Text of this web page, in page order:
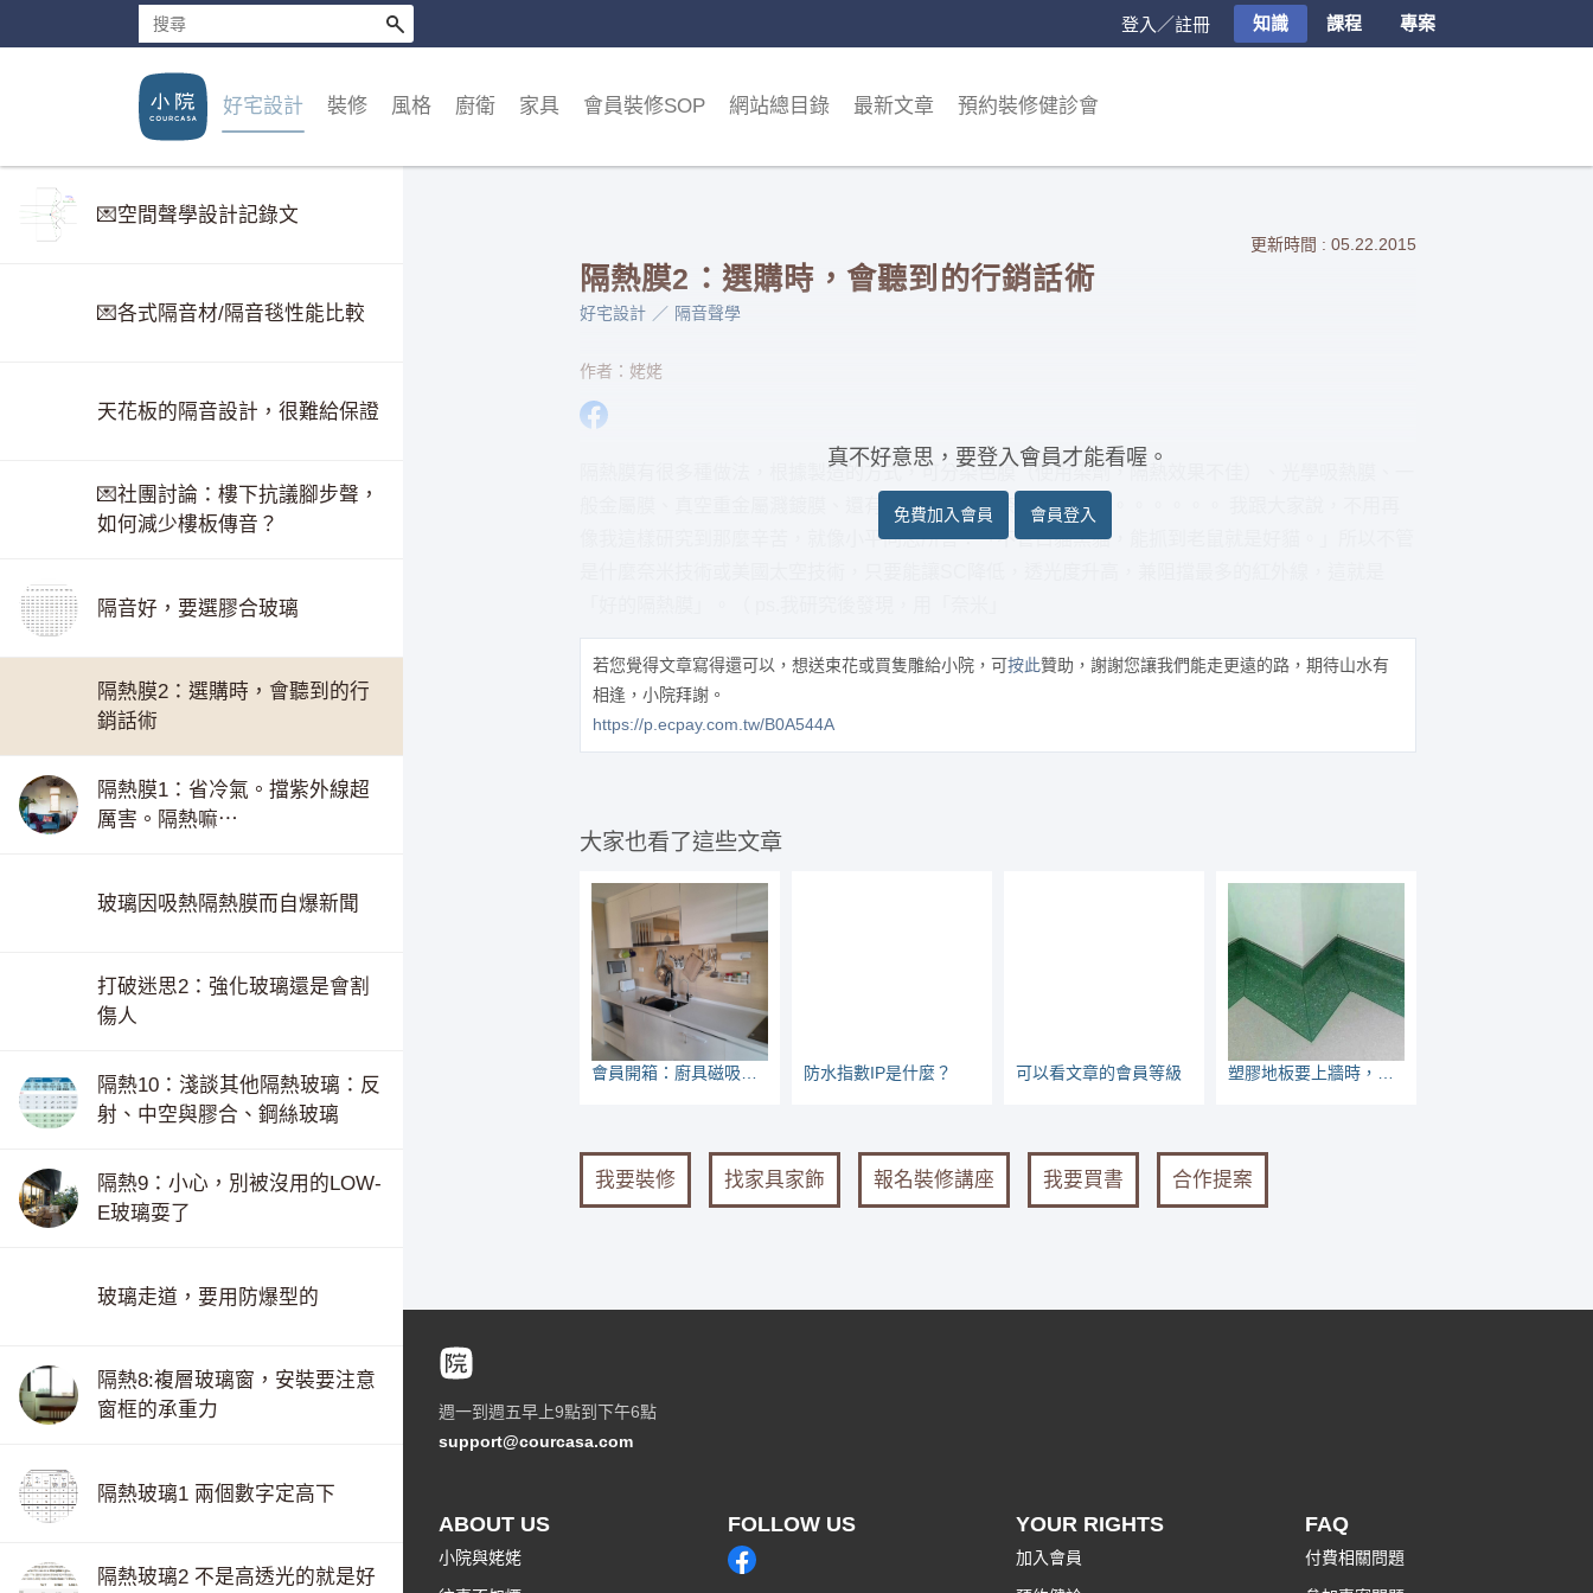
登入／註冊 知識 課程 專案
好宅設計 裝修 風格 廚衛 家具 會員裝修SOP 網站總目錄 最新文章 預約裝修健診會
💌空間聲學設計記錄文
💌各式隔音材/隔音毯性能比較
天花板的隔音設計，很難給保證
💌社團討論：樓下抗議腳步聲，
如何減少樓板傳音？
隔音好，要選膠合玻璃
隔熱膜2：選購時，會聽到的行
銷話術
隔熱膜1：省冷氣。擋紫外線超
厲害。隔熱嘛⋯
玻璃因吸熱隔熱膜而自爆新聞
打破迷思2：強化玻璃還是會割
傷人
隔熱10：淺談其他隔熱玻璃：反
射、中空與膠合、鋼絲玻璃
隔熱9：小心，別被沒用的LOW-
E玻璃耍了
玻璃走道，要用防爆型的
隔熱8:複層玻璃窗，安裝要注意
窗框的承重力
隔熱玻璃1 兩個數字定高下
隔熱玻璃2 不是高透光的就是好
更新時間 : 05.22.2015
隔熱膜2：選購時，會聽到的行銷話術
好宅設計 隔音聲學
作者：姥姥
隔熱膜有很多種做法，根據製造的方式，可分染色膜（使用染劑，隔熱效果不佳）、光學吸熱膜、一
般金屬膜、真空重金屬濺鍍膜、還有奈米陶瓷膜、奈米斷熱膜。。。。。。。 我跟大家說，不用再
像我這樣研究到那麼辛苦，就像小平同志所言：「不管白貓黑貓，能抓到老鼠就是好貓。」所以不管
真不好意思，要登入會員才能看喔。
免費加入會員 會員登入
若您覺得文章寫得還可以，想送束花或買隻雕給小院，可按此贊助，謝謝您讓我們能走更遠的路，期待山水有
相逢，小院拜謝。
https://p.ecpay.com.tw/B0A544A
大家也看了這些文章
防水指數IP是什麼？ 可以看文章的會員等級
我要裝修 找家具家飾 報名裝修講座 我要買書 合作提案
週一到週五早上9點到下午6點
support@courcasa.com
ABOUT US
小院與姥姥
FOLLOW US YOUR RIGHTS
加入會員
FAQ
付費相關問題